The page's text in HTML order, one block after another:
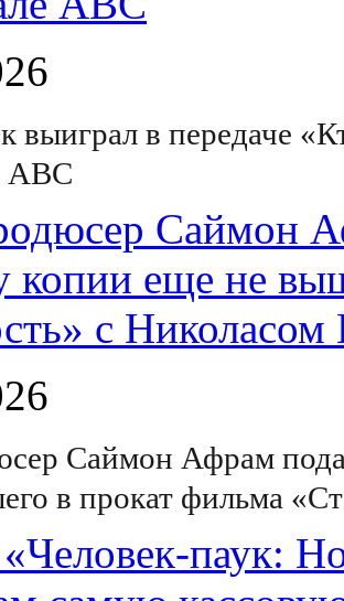
выиграл в передаче
ABC
Саймон Афрам
в прокат фильма